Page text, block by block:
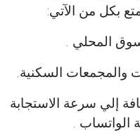
بكل من الآتي:
المحلي .
والمجمعات السكنية.
إلي سرعة الاستجابة
الواتساب .